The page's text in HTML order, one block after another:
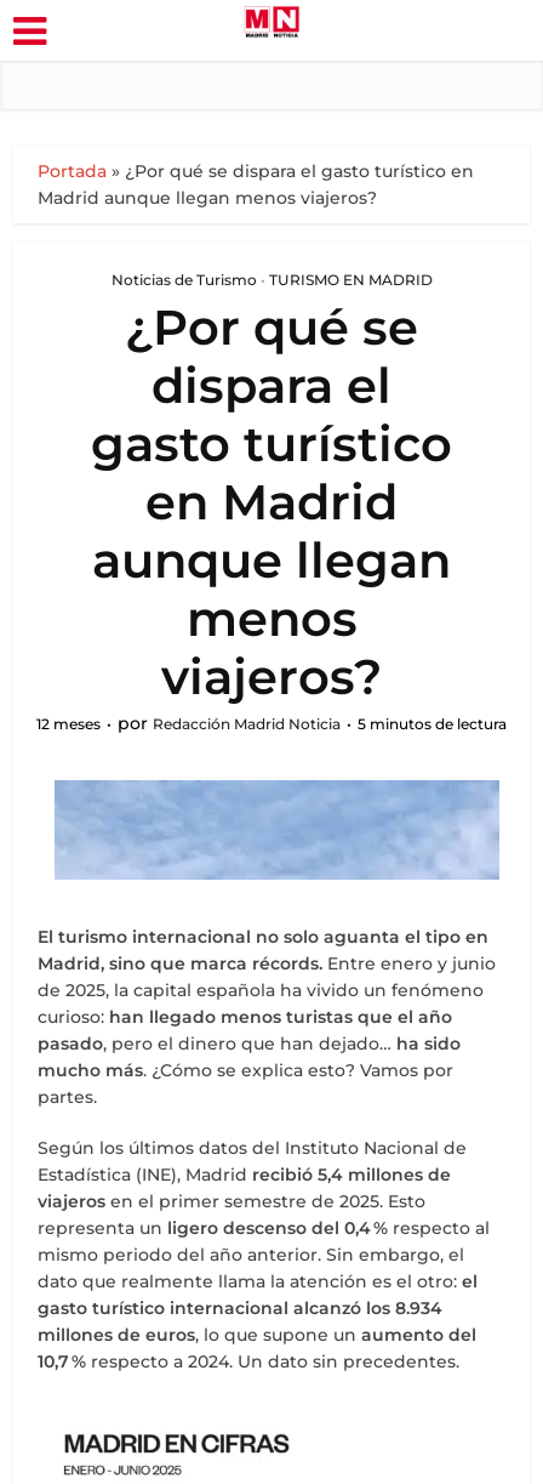
Portada » ¿Por qué se dispara el gasto turístico en
Madrid aunque llegan menos viajeros?
Noticias de Turismo • TURISMO EN MADRID
¿Por qué se
dispara el
gasto turístico
en Madrid
aunque llegan
menos
viajeros?
12 meses por Redacción Madrid Noticia 5 minutos de lectura
El turismo internacional no solo aguanta el tipo en
Madrid, sino que marca récords. Entre enero y junio
de 2025, la capital española ha vivido un fenómeno
curioso: han llegado menos turistas que el año
pasado, pero el dinero que han dejado… ha sido
mucho más. ¿Cómo se explica esto? Vamos por
partes.
Según los últimos datos del Instituto Nacional de
Estadística (INE), Madrid recibió 5,4 millones de
viajeros en el primer semestre de 2025. Esto
representa un ligero descenso del 0,4 % respecto al
mismo periodo del año anterior. Sin embargo, el
dato que realmente llama la atención es el otro:el
gasto turístico internacional alcanzó los 8.934
millones de euros, lo que supone unaumento del
10,7 % respecto a 2024. Un dato sin precedentes.